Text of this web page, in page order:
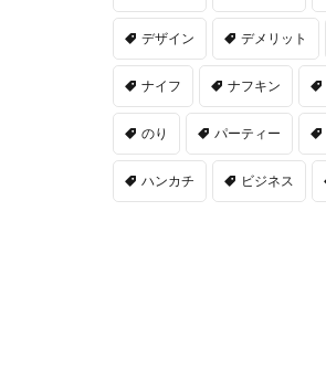
デザイン デメリット
ナイフ ナフキン
のり パーティー
ハンカチ ビジネス